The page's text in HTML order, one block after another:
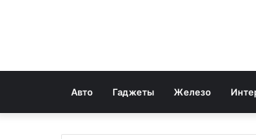
Авто Гаджеты Железо